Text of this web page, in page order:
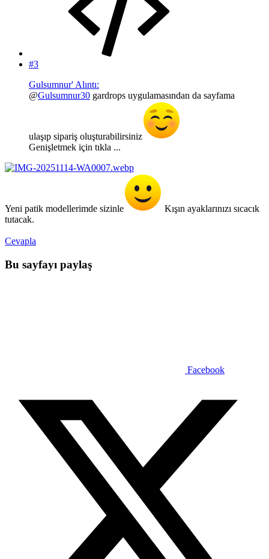
#3
Gulsumnur' Alıntı:
@Gulsumnur30 gardrops uygulamasından da sayfama
ulaşıp sipariş oluşturabilirsiniz
Genişletmek için tıkla ...
Yeni patik modellerimde sizinle
Kışın ayaklarınızı sıcacık
tutacak.
Cevapla
Bu sayfayı paylaş
Facebook